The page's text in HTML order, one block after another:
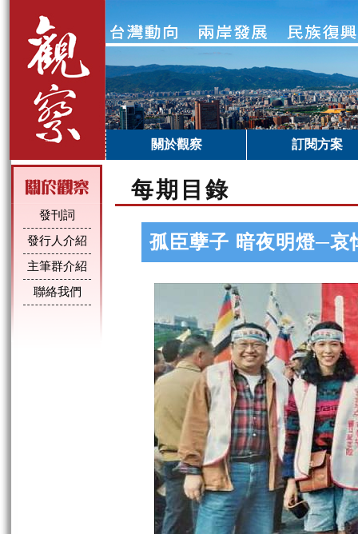
關於觀察 訂閱方案
發刊詞
發行人介紹
主筆群介紹
聯絡我們
每期目錄
孤臣孽子 暗夜明燈─哀